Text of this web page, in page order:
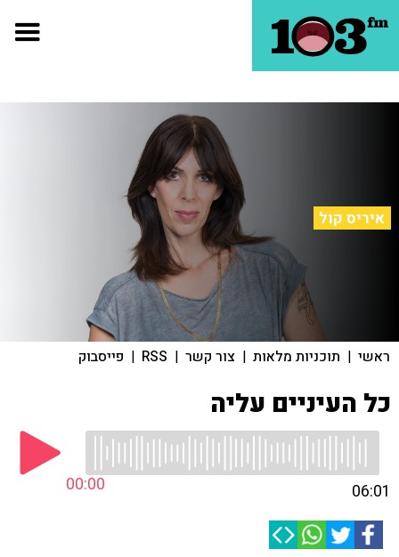
איריס קול
ראשי | תוכניות מלאות | צור קשר |
RSS
| פייסבוק
כל העיניים עליה
00:00 06:01